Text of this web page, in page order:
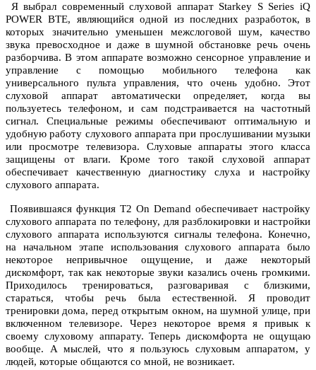
Я выбрал современный слуховой аппарат Starkey S Series iQ
POWER BTE, являющийся одной из последних разработок, в
которых значительно уменьшен межслоговой шум, качество
звука превосходное и даже в шумной обстановке речь очень
разборчива. В этом аппарате возможно сенсорное управление и
управление с помощью мобильного телефона как
универсального пульта управления, что очень удобно. Этот
слуховой аппарат автоматически определяет, когда вы
пользуетесь телефоном, и сам подстраивается на частотный
сигнал. Специальные режимы обеспечивают оптимальную и
удобную работу слухового аппарата при прослушивании музыки
или просмотре телевизора. Слуховые аппараты этого класса
защищены от влаги. Кроме того такой слуховой аппарат
обеспечивает качественную диагностику слуха и настройку
слухового аппарата.
Появившаяся функция T2 On Demand обеспечивает настройку
слухового аппарата по телефону, для разблокировки и настройки
слухового аппарата используются сигналы телефона. Конечно,
на начальном этапе использования слухового аппарата было
некоторое непривычное ощущение, и даже некоторый
дискомфорт, так как некоторые звуки казались очень громкими.
Приходилось тренироваться, разговаривая с близкими,
стараться, чтобы речь была естественной. Я проводит
тренировки дома, перед открытым окном, на шумной улице, при
включенном телевизоре. Через некоторое время я привык к
своему слуховому аппарату. Теперь дискомфорта не ощущаю
вообще. А мыслей, что я пользуюсь слуховым аппаратом, у
людей, которые общаются со мной, не возникает.